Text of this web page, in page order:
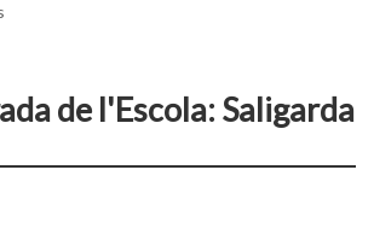
de l'Escola: Saligarda